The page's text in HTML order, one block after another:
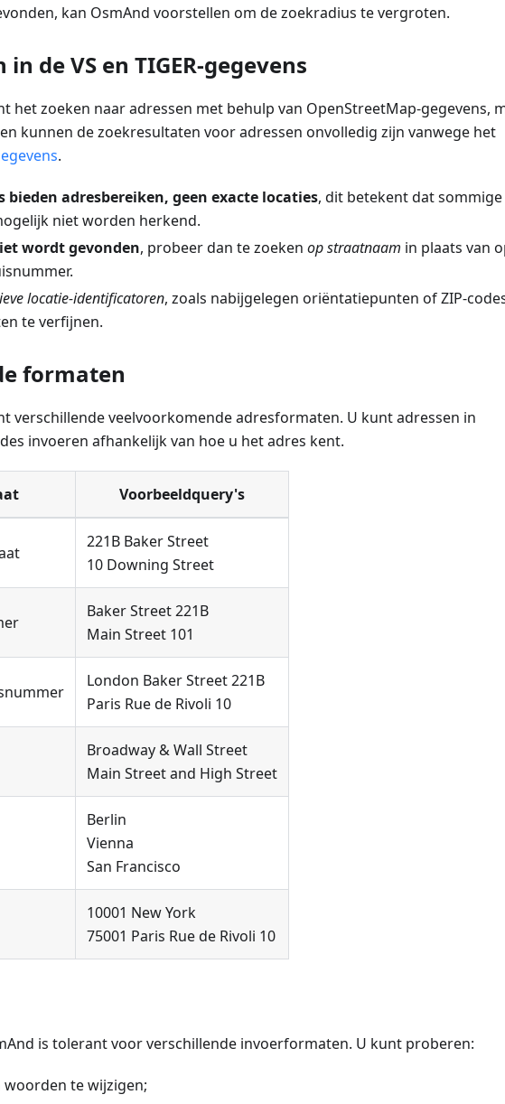
kan OsmAnd voorstellen om de zoekradius te vergroten.
de VS en TIGER-gegevens
het zoeken naar adressen met behulp van OpenStreetMap-gegevens,
kunnen de zoekresultaten voor adressen onvolledig zijn vanwege het
.
bieden adresbereiken, geen exacte locaties, dit betekent dat sommige
niet worden herkend.
wordt gevonden, probeer dan te zoeken op straatnaam in plaats van
locatie-identificatoren, zoals nabijgelegen oriëntatiepunten of ZIP-
te verfijnen.
formaten
verschillende veelvoorkomende adresformaten. U kunt adressen in
invoeren afhankelijk van hoe u het adres kent.
Voorbeeldquery's
221B Baker Street
10 Downing Street
Baker Street 221B
Main Street 101
London Baker Street 221B
Paris Rue de Rivoli 10
Broadway & Wall Street
Main Street and High Street
Berlin
Vienna
San Francisco
10001 New York
75001 Paris Rue de Rivoli 10
is tolerant voor verschillende invoerformaten. U kunt proberen:
te wijzigen;